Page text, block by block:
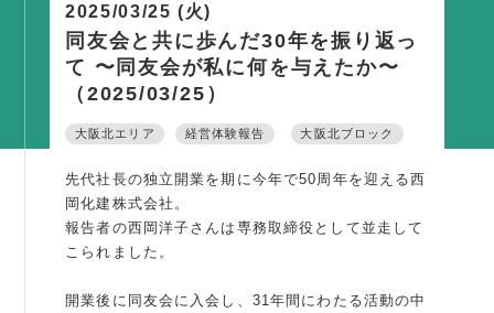
活動内容
全国行事
部会活動
同好会活動
2025/03/25 (火)
同友会と共に歩んだ30年を振り返っ
て 〜同友会が私に何を与えたか〜
（2025/03/25）
大阪北エリア 経営体験報告 大阪北ブロック
先代社長の独立開業を期に今年で50周年を迎える西
岡化建株式会社。
報告者の西岡洋子さんは専務取締役として並走して
こられました。
開業後に同友会に入会し、31年間にわたる活動の中